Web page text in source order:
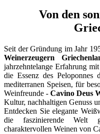
Von den
Seit der Gründung im Jahr
Weinerzeugern
jahrzehntelange Erfahrung
die Essenz des
mediterranen Speisen, für
Weinfreunde - Cavino Deus
Kultur, nachhaltigen Genuss
Entdecken Sie elegante
die faszinierende Welt
charaktervollen Weinen von